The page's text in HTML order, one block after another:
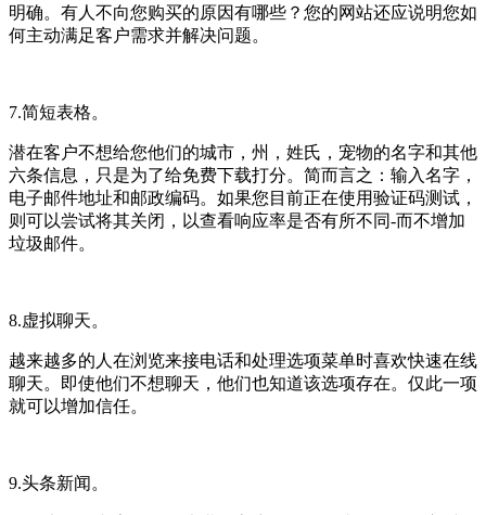
明确。有人不向您购买的原因有哪些？您的网站还应说明您如
何主动满足客户需求并解决问题。
7.简短表格。
潜在客户不想给您他们的城市，州，姓氏，宠物的名字和其他
六条信息，只是为了给免费下载打分。简而言之：输入名字，
电子邮件地址和邮政编码。如果您目前正在使用验证码测试，
则可以尝试将其关闭，以查看响应率是否有所不同-而不增加
垃圾邮件。
8.虚拟聊天。
越来越多的人在浏览来接电话和处理选项菜单时喜欢快速在线
聊天。即使他们不想聊天，他们也知道该选项存在。仅此一项
就可以增加信任。
9.头条新闻。